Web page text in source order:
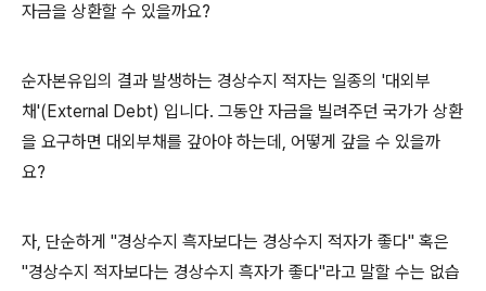
자금을 상환할 수 있을까요?
순자본유입의 결과 발생하는 경상수지 적자는 일종의 '대외부
채'(External Debt) 입니다. 그동안 자금을 빌려주던 국가가 상환
을 요구하면 대외부채를 갚아야 하는데, 어떻게 갚을 수 있을까
요?
자, 단순하게 "경상수지 흑자보다는 경상수지 적자가 좋다" 혹은
"경상수지 적자보다는 경상수지 흑자가 좋다"라고 말할 수는 없습